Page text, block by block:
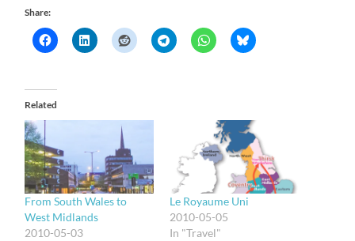
Share:
Related
From South Wales to
West Midlands
2010-05-03
Le Royaume Uni
2010-05-05
In "Travel"